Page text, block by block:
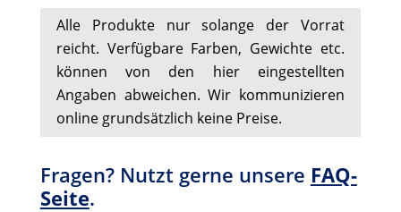
Alle Produkte nur solange der Vorrat
reicht. Verfügbare Farben, Gewichte etc.
können von den hier eingestellten
Angaben abweichen. Wir kommunizieren
online grundsätzlich keine Preise.
Fragen? Nutzt gerne unsere FAQ-
Seite.